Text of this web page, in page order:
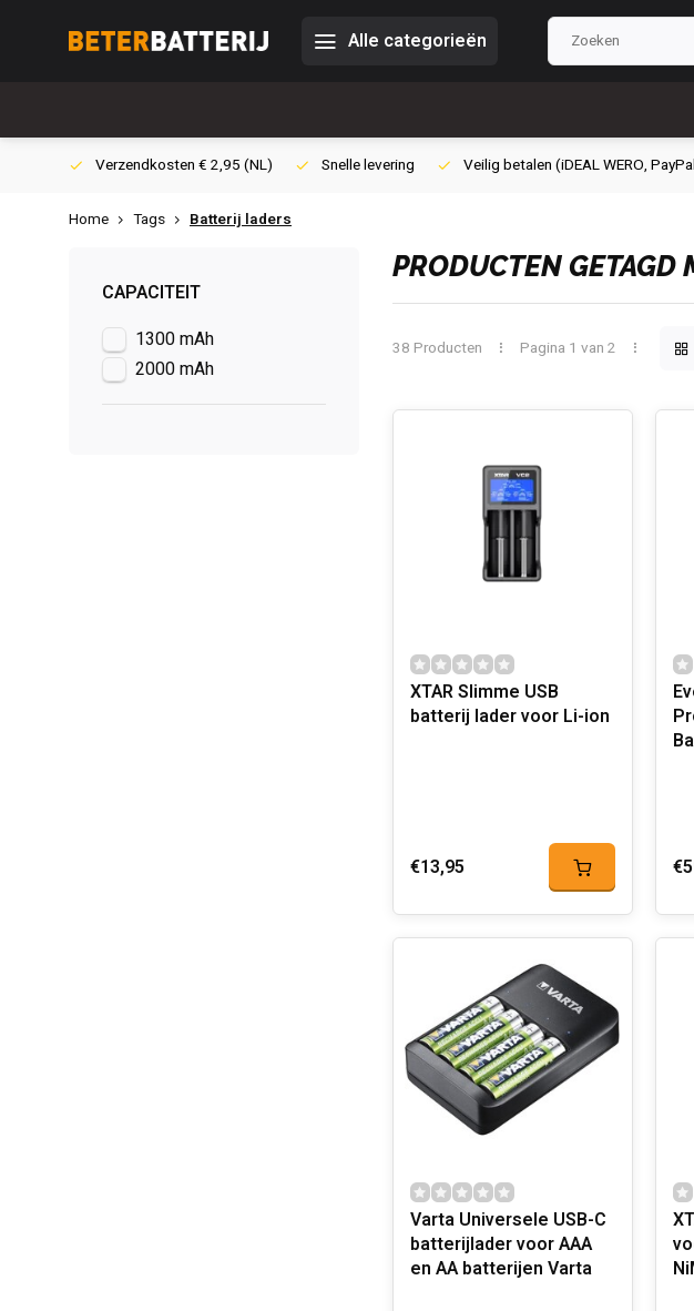
Alle categorieën
Verzendkosten € 2,95 (NL) Snelle levering Veilig betalen (iDEAL WERO,
Home Tags Batterij laders
CAPACITEIT
1300 mAh
2000 mAh
PRODUCTEN GETAGD
38 Producten Pagina 1 van 2
XTAR Slimme USB
batterij lader voor Li-ion
€13,95
Varta Universele USB-C
batterijlader voor AAA
en AA batterijen Varta